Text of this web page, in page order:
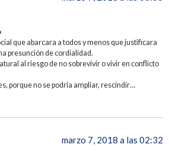
que abarcara a todos y menos que justificara
presunción de cordialidad.
al riesgo de no sobrevivir o vivir en conflicto
porque no se podría ampliar, rescindir…
marzo 7, 2018 a las 02:32